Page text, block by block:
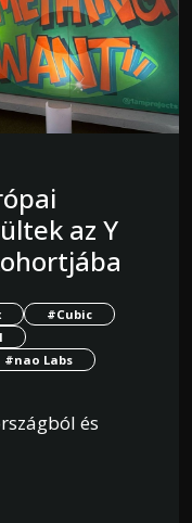
az Y
#Cubic
#nao Labs
és